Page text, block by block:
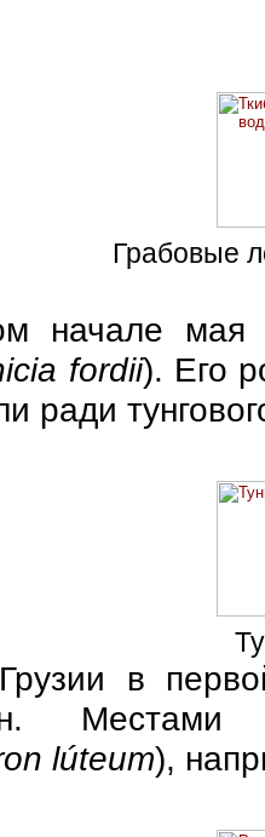
Грабовые
начале мая
fordii). Его
ради
в
lúteum),